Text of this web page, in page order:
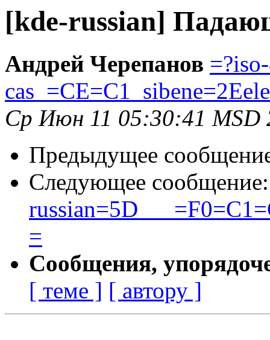
[kde-russian]
Андрей Черепанов
Ср Июн 11 05:30:41 MSD
Предыдущее
Следующее
=
Сообщения,
[ теме ] [ автору ]